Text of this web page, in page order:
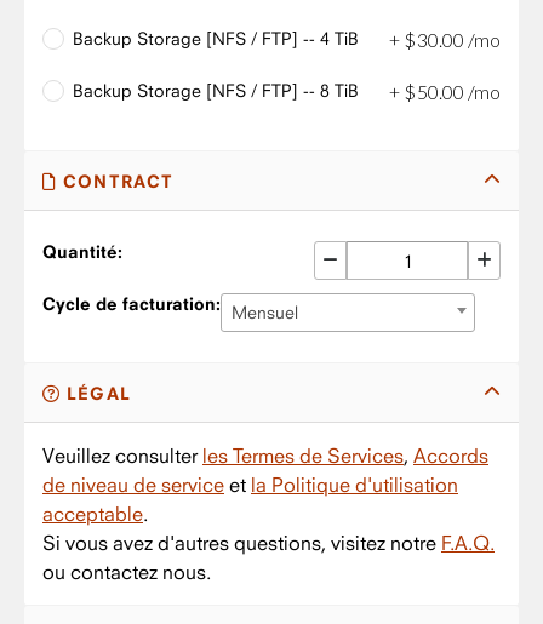
Backup Storage [NFS / FTP] -- 4 TiB + $30 00 /mo
Backup Storage [NFS / FTP] -- 8 TiB + $50 00 /mo
CONTRACT
Quantité:
Cycle de facturation: Mensuel
LÉGAL
Veuillez consulter les Termes de Services, Accords
de niveau de service et la Politique d'utilisation
acceptable.
Si vous avez d'autres questions, visitez notre F.A.Q.
ou contactez nous.